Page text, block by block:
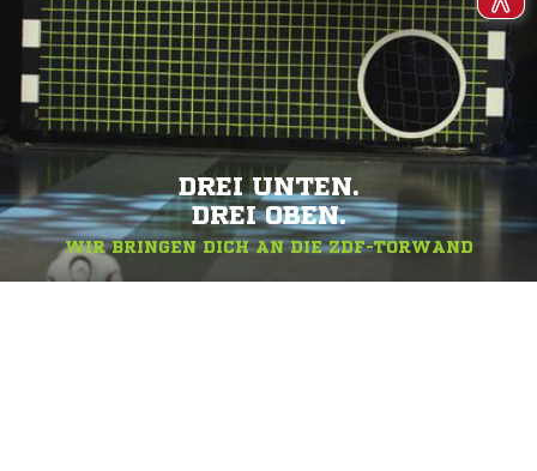
DREI UNTEN.
DREI OBEN.
WIR BRINGEN DICH AN DIE ZDF-TORWAND